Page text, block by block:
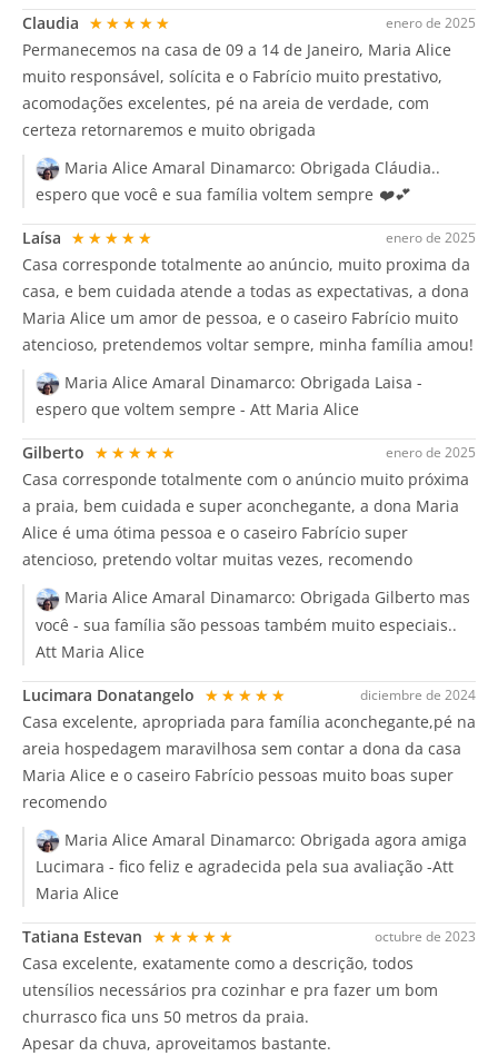
enero de 2025
Claudia ★★★★★
Permanecemos na casa de 09 a 14 de Janeiro, Maria Alice
muito responsável, solícita e o Fabrício muito prestativo,
acomodações excelentes, pé na areia de verdade, com
certeza retornaremos e muito obrigada
Maria Alice Amaral Dinamarco: Obrigada Cláudia..
espero que você e sua família voltem sempre ❤️💕
enero de 2025
Laísa ★★★★★
Casa corresponde totalmente ao anúncio, muito proxima da
casa, e bem cuidada atende a todas as expectativas, a dona
Maria Alice um amor de pessoa, e o caseiro Fabrício muito
atencioso, pretendemos voltar sempre, minha família amou!
Maria Alice Amaral Dinamarco: Obrigada Laisa -
espero que voltem sempre - Att Maria Alice
enero de 2025
Gilberto ★★★★★
Casa corresponde totalmente com o anúncio muito próxima
a praia, bem cuidada e super aconchegante, a dona Maria
Alice é uma ótima pessoa e o caseiro Fabrício super
atencioso, pretendo voltar muitas vezes, recomendo
Maria Alice Amaral Dinamarco: Obrigada Gilberto mas
você - sua família são pessoas também muito especiais..
Att Maria Alice
diciembre de 2024
Lucimara Donatangelo ★★★★★
Casa excelente, apropriada para família aconchegante,pé na
areia hospedagem maravilhosa sem contar a dona da casa
Maria Alice e o caseiro Fabrício pessoas muito boas super
recomendo
Maria Alice Amaral Dinamarco: Obrigada agora amiga
Lucimara - fico feliz e agradecida pela sua avaliação -Att
Maria Alice
octubre de 2023
Tatiana Estevan ★★★★★
Casa excelente, exatamente como a descrição, todos
utensílios necessários pra cozinhar e pra fazer um bom
churrasco fica uns 50 metros da praia.
Apesar da chuva, aproveitamos bastante.